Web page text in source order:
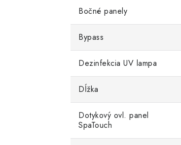
Bočné panely
Bypass
Dezinfekcia UV lampa
Dĺžka
Dotykový ovl. panel
SpaTouch